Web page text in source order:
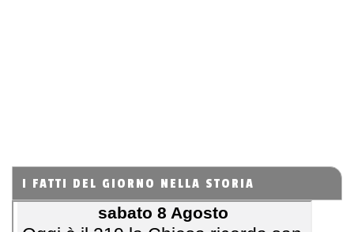
I FATTI DEL GIORNO NELLA STORIA